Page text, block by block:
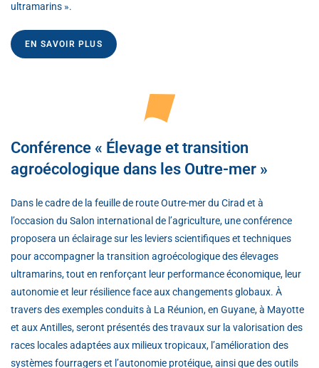
ultramarins ».
EN SAVOIR PLUS
Conférence « Élevage et transition
agroécologique dans les Outre-mer »
Dans le cadre de la feuille de route Outre-mer du Cirad et à
l’occasion du Salon international de l’agriculture, une conférence
proposera un éclairage sur les leviers scientifiques et techniques
pour accompagner la transition agroécologique des élevages
ultramarins, tout en renforçant leur performance économique, leur
autonomie et leur résilience face aux changements globaux. À
travers des exemples conduits à La Réunion, en Guyane, à Mayotte
et aux Antilles, seront présentés des travaux sur la valorisation des
races locales adaptées aux milieux tropicaux, l’amélioration des
systèmes fourragers et l’autonomie protéique, ainsi que des outils